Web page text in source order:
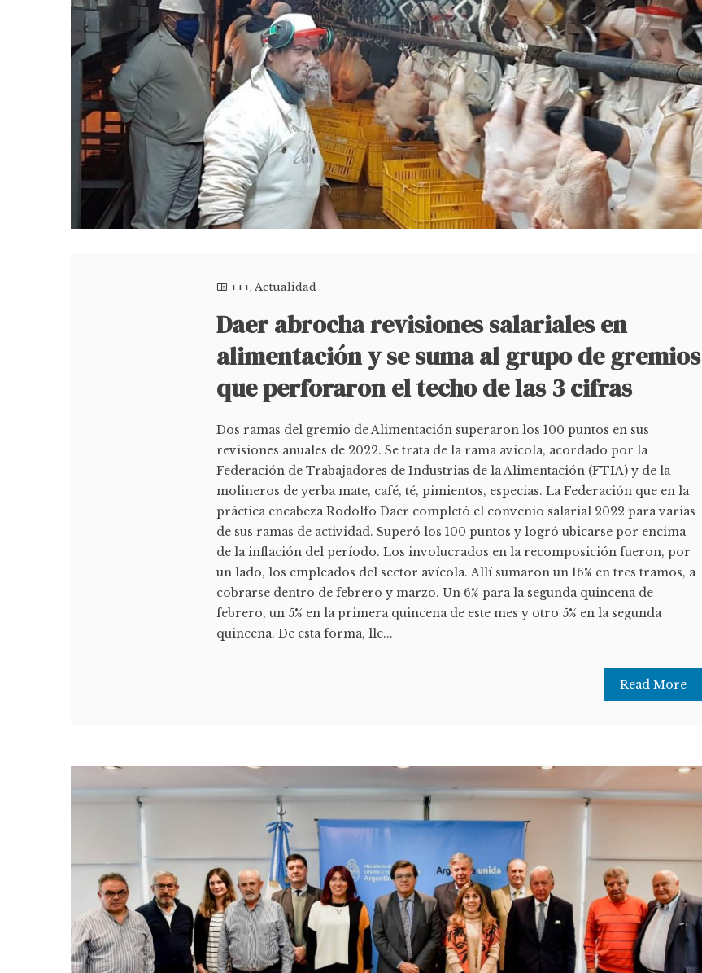
+++,Actualidad
Daer abrocha revisiones salariales en
alimentación y se suma al grupo de gremios
que perforaron el techo de las 3 cifras
Dos ramas del gremio de Alimentación superaron los 100 puntos en sus
revisiones anuales de 2022. Se trata de la rama avícola, acordado por la
Federación de Trabajadores de Industrias de la Alimentación (FTIA) y de la
molineros de yerba mate, café, té, pimientos, especias. La Federación que en la
práctica encabeza Rodolfo Daer completó el convenio salarial 2022 para varias
de sus ramas de actividad. Superó los 100 puntos y logró ubicarse por encima
de la inflación del período. Los involucrados en la recomposición fueron, por
un lado, los empleados del sector avícola. Allí sumaron un 16% en tres tramos, a
cobrarse dentro de febrero y marzo. Un 6% para la segunda quincena de
febrero, un 5% en la primera quincena de este mes y otro 5% en la segunda
quincena. De esta forma, lle...
Read More